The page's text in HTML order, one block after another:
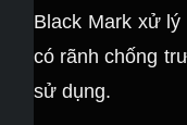
Black Mark xử
có rãnh chống
sử dụng.